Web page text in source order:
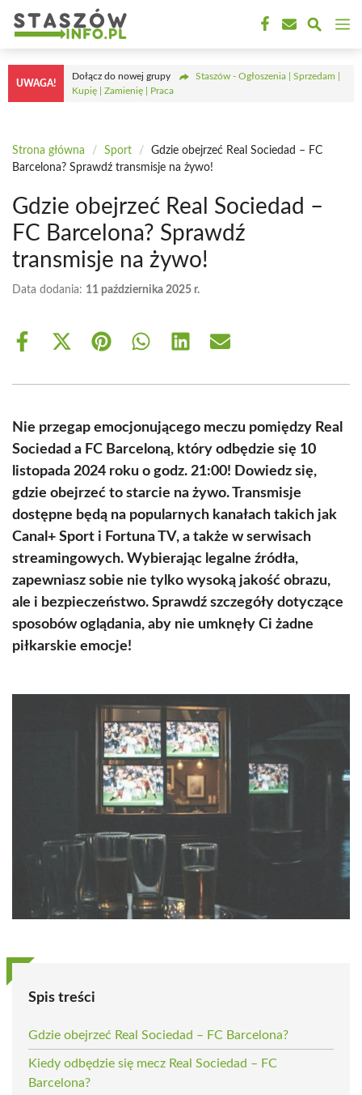
treści
UWAGA!
Dołącz do nowej grupy
Staszów - Ogłoszenia | Sprzedam |
Kupię | Zamienię | Praca
Strona główna / Sport /
Gdzie obejrzeć Real Sociedad – FC
Barcelona? Sprawdź transmisje na żywo!
Gdzie obejrzeć Real Sociedad –
FC Barcelona? Sprawdź
transmisje na żywo!
Data dodania: 11 października 2025 r.
Share
Share
(Twitter)
Share Share Share Share
Nie przegap emocjonującego meczu pomiędzy Real
Sociedad a FC Barceloną, który odbędzie się 10
listopada 2024 roku o godz. 21:00! Dowiedz się,
gdzie obejrzeć to starcie na żywo. Transmisje
dostępne będą na popularnych kanałach takich jak
Canal+ Sport i Fortuna TV, a także w serwisach
streamingowych. Wybierając legalne źródła,
zapewniasz sobie nie tylko wysoką jakość obrazu,
ale i bezpieczeństwo. Sprawdź szczegóły dotyczące
sposobów oglądania, aby nie umknęły Ci żadne
piłkarskie emocje!
Spis treści
Gdzie obejrzeć Real Sociedad – FC Barcelona?
Kiedy odbędzie się mecz Real Sociedad – FC
Barcelona?